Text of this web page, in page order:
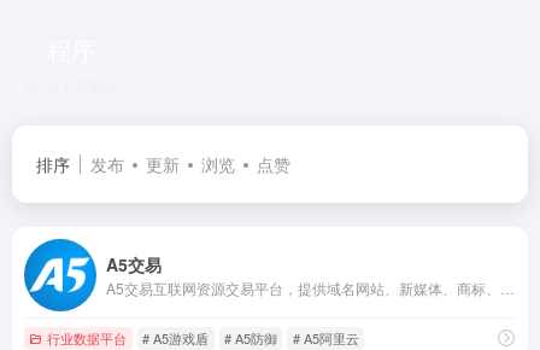
排序 发布 更新 浏览 点赞
A5交易
行业数据平台 # A5游戏盾 # A5防御 # A5阿里云